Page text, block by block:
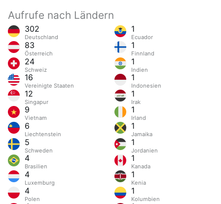
Aufrufe nach Ländern
302
Deutschland
83
Österreich
24
Schweiz
16
Vereinigte Staaten
12
Singapur
9
Vietnam
6
Liechtenstein
5
Schweden
4
Brasilien
4
Luxemburg
4
Polen
1
Ecuador
1
Finnland
1
Indien
1
Indonesien
1
Irak
1
Irland
1
Jamaika
1
Jordanien
1
Kanada
1
Kenia
1
Kolumbien